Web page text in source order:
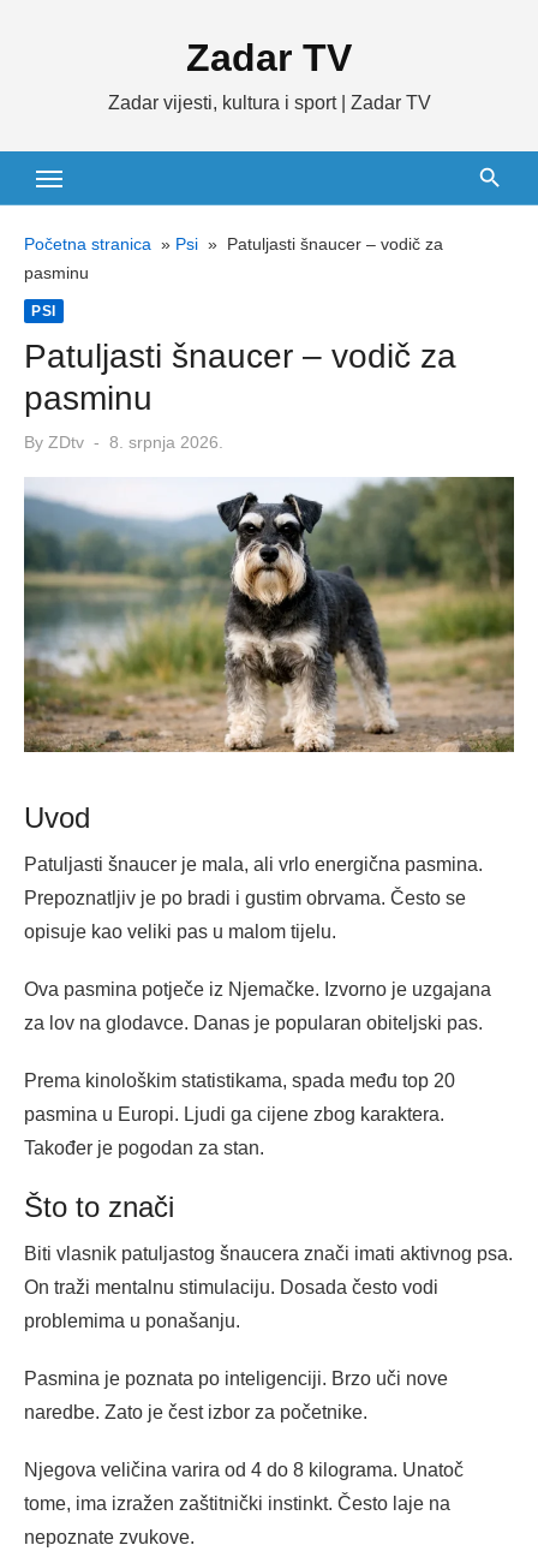
Zadar TV
Zadar vijesti, kultura i sport | Zadar TV
Početna stranica » Psi » Patuljasti šnaucer – vodič za
pasminu
PSI
Patuljasti šnaucer – vodič za
pasminu
By ZDtv
Posted
8. srpnja 2026.
Uvod
Patuljasti šnaucer je mala, ali vrlo energična pasmina.
Prepoznatljiv je po bradi i gustim obrvama. Često se
opisuje kao veliki pas u malom tijelu.
Ova pasmina potječe iz Njemačke. Izvorno je uzgajana
za lov na glodavce. Danas je popularan obiteljski pas.
Prema kinološkim statistikama, spada među top 20
pasmina u Europi. Ljudi ga cijene zbog karaktera.
Također je pogodan za stan.
Što to znači
Biti vlasnik patuljastog šnaucera znači imati aktivnog psa.
On traži mentalnu stimulaciju. Dosada često vodi
problemima u ponašanju.
Pasmina je poznata po inteligenciji. Brzo uči nove
naredbe. Zato je čest izbor za početnike.
Njegova veličina varira od 4 do 8 kilograma. Unatoč
tome, ima izražen zaštitnički instinkt. Često laje na
nepoznate zvukove.